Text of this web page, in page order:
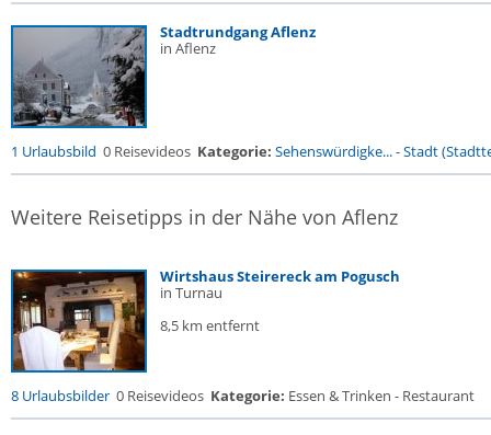
Stadtrundgang Aflenz
in Aflenz
1 Urlaubsbild 0 Reisevideos Kategorie: Sehenswürdigke...-Stadt
Weitere Reisetipps in der Nähe von Aflenz
Wirtshaus Steirereck am Pogusch
in Turnau
8,5 km entfernt
8 Urlaubsbilder 0 Reisevideos Kategorie: Essen & Trinken - Restaurant